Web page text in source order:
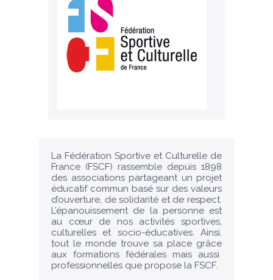
La Fédération Sportive et Culturelle de
France (FSCF) rassemble depuis 1898
des associations partageant un projet
éducatif commun basé sur des valeurs
d’ouverture, de solidarité et de respect.
L’épanouissement de la personne est
au cœur de nos activités sportives,
culturelles et socio-éducatives. Ainsi,
tout le monde trouve sa place grâce
aux formations fédérales mais aussi
professionnelles que propose la FSCF.